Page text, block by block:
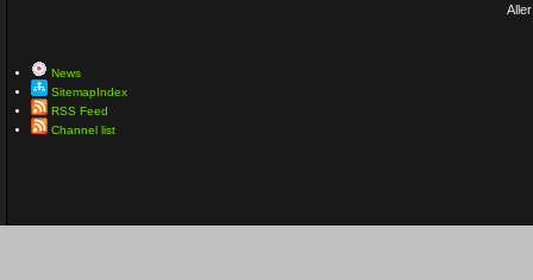
News
SitemapIndex
RSS Feed
Channel list